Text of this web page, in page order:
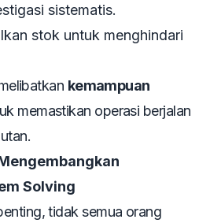
sistematis.
stok untuk menghindari
kemampuan
memastikan operasi berjalan
Solving
tidak semua orang